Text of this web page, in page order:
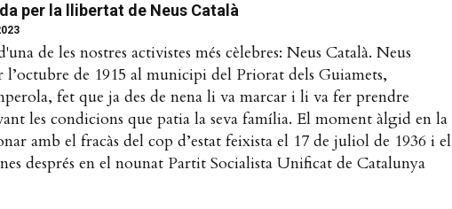
per la llibertat de Neus Català
de les nostres activistes més cèlebres: Neus Català. Neus
l’octubre de 1915 al municipi del Priorat dels Guiamets,
fet que ja des de nena li va marcar i li va fer prendre
les condicions que patia la seva família. El moment àlgid en la
amb el fracàs del cop d’estat feixista el 17 de juliol de 1936 i el
després en el nounat Partit Socialista Unificat de Catalunya